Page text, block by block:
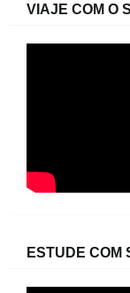
VIAJE COM O
ESTUDE COM